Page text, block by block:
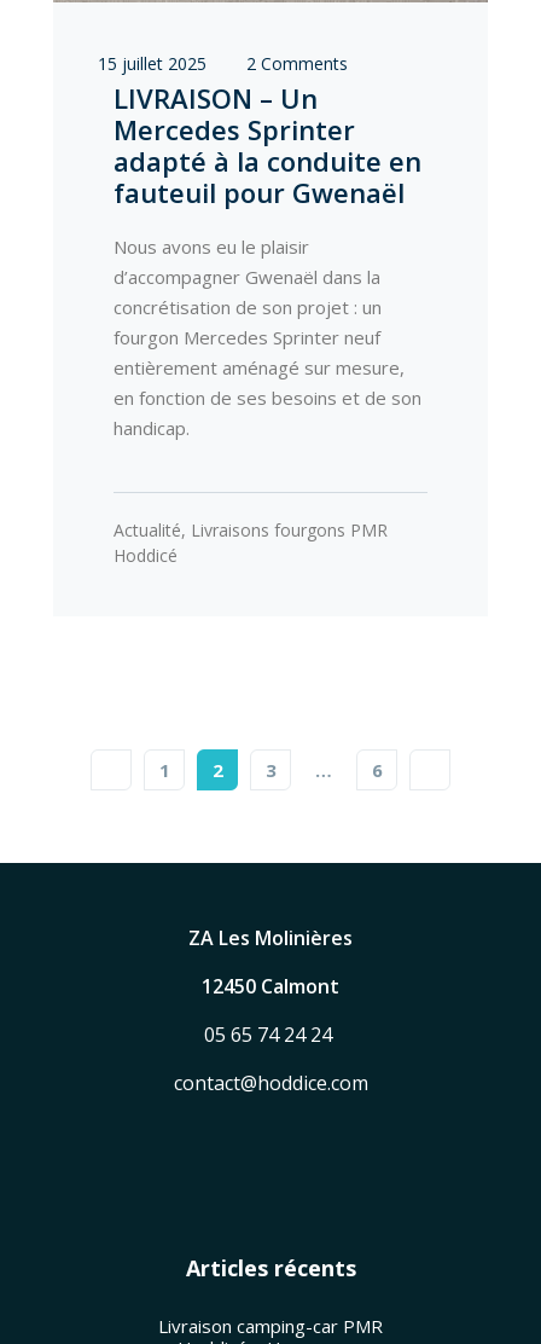
15 juillet 2025 2 Comments
LIVRAISON – Un
Mercedes Sprinter
adapté à la conduite en
fauteuil pour Gwenaël
Nous avons eu le plaisir
d’accompagner Gwenaël dans la
concrétisation de son projet : un
fourgon Mercedes Sprinter neuf
entièrement aménagé sur mesure,
en fonction de ses besoins et de son
handicap.
Actualité, Livraisons fourgons PMR
Hoddicé
1 2 3 … 6
ZA Les Molinières
12450 Calmont
05 65 74 24 24
contact@hoddice.com
Articles récents
Livraison camping-car PMR